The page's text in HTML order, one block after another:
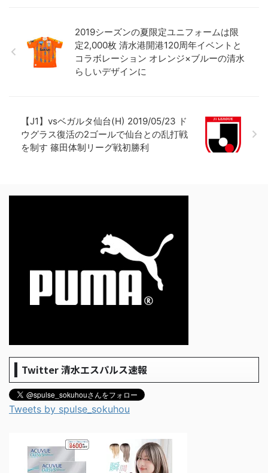
2019シーズンの夏限定ユニフォームは限
定2,000枚 清水港開港120周年イベントと
コラボレーション オレンジ×ブルーの清水
らしいデザインに
【J1】vsベガルタ仙台(H) 2019/05/23 ド
ウグラス復活の2ゴールで仙台との乱打戦
を制す 篠田体制リーグ戦初勝利
Twitter 清水エスパルス速報
Tweets by spulse_sokuhou